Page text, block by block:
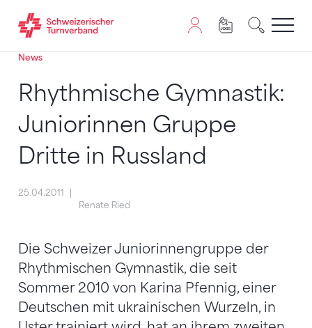
Zum Inhalt springen
Zur Sitemap navigieren
Zum Navigieren dieser Seite wird JavaScript benötigt.
News
Rhythmische Gymnastik:
Juniorinnen Gruppe
Dritte in Russland
25.04.2011
Renate Ried
Die Schweizer Juniorinnengruppe der
Rhythmischen Gymnastik, die seit
Sommer 2010 von Karina Pfennig, einer
Deutschen mit ukrainischen Wurzeln, in